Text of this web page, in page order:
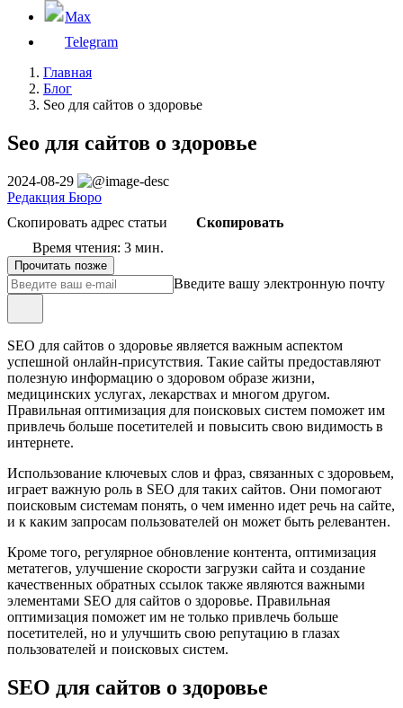
Max
Telegram
Главная
Блог
Seo для сайтов о здоровье
Seo для сайтов о здоровье
2024-08-29
Редакция Бюро
Скопировать адрес статьи
Скопировать
Время чтения: 3 мин.
Прочитать позже
Введите вашу электронную почту
SEO для сайтов о здоровье является важным аспектом
успешной онлайн-присутствия. Такие сайты предоставляют
полезную информацию о здоровом образе жизни,
медицинских услугах, лекарствах и многом другом.
Правильная оптимизация для поисковых систем поможет им
привлечь больше посетителей и повысить свою видимость в
интернете.
Использование ключевых слов и фраз, связанных с здоровьем,
играет важную роль в SEO для таких сайтов. Они помогают
поисковым системам понять, о чем именно идет речь на сайте,
и к каким запросам пользователей он может быть релевантен.
Кроме того, регулярное обновление контента, оптимизация
метатегов, улучшение скорости загрузки сайта и создание
качественных обратных ссылок также являются важными
элементами SEO для сайтов о здоровье. Правильная
оптимизация поможет им не только привлечь больше
посетителей, но и улучшить свою репутацию в глазах
пользователей и поисковых систем.
SEO для сайтов о здоровье